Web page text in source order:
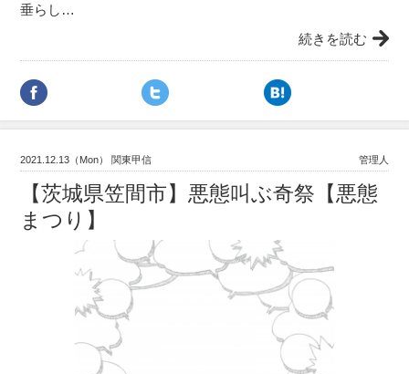
垂らし…
続きを読む
2021.12.13（Mon） 関東甲信 管理人
【茨城県笠間市】悪態叫ぶ奇祭【悪態
まつり】